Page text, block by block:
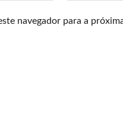
navegador para a